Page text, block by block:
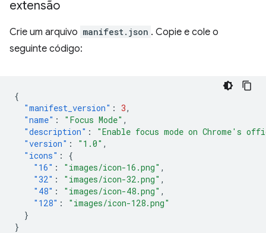
extensão
Crie um arquivo manifest.json . Copie e cole o
seguinte código:
{
"manifest_version" : 3,
"name" : "Focus Mode" ,
"description" :
"Enable focus mode on Chrome's
"version" : "1.0" ,
"icons" :
{
"16" : "images/icon-16.png" ,
"32" : "images/icon-32.png" ,
"48" : "images/icon-48.png" ,
"128" :
"images/icon-128.png"
}
}